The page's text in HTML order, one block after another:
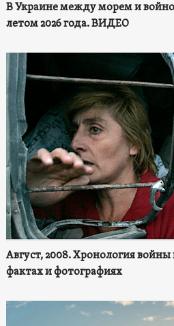
В Украине между морем и
летом 2026 года. ВИДЕО
Август, 2008. Хронология
фактах и фотографиях